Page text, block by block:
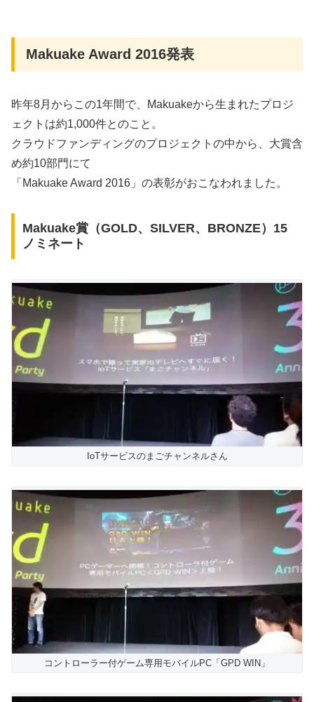
Makuake Award 2016発表
昨年8月からこの1年間で、Makuakeから生まれたプロジ
ェクトは約1,000件とのこと。
クラウドファンディングのプロジェクトの中から、大賞含
め約10部門にて
「Makuake Award 2016」の表彰がおこなわれました。
Makuake賞（GOLD、SILVER、BRONZE）15
ノミネート
IoTサービスのまごチャンネルさん
コントローラー付ゲーム専用モバイルPC「GPD WIN」